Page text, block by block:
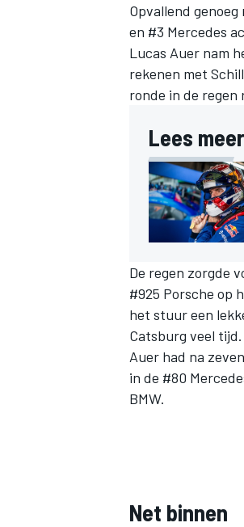
Opvallend
en #3 Mercedes
Lucas Auer nam
rekenen met
ronde in de regen
Lees
De regen zorgde
#925 Porsche op
het stuur een
Catsburg veel tijd.
Auer had na
in de #80
BMW.
Net binnen